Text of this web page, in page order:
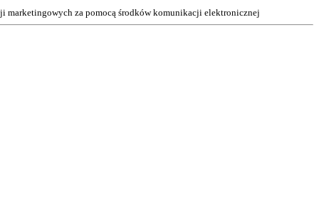
marketingowych za pomocą środków komunikacji elektronicznej